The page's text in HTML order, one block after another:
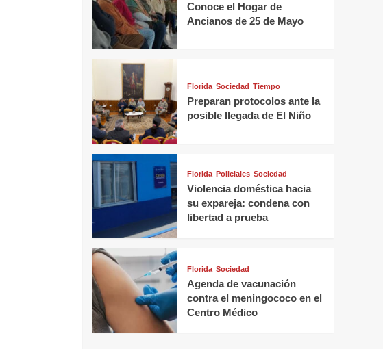
Conoce el Hogar de
Ancianos de 25 de Mayo
Florida Sociedad Tiempo
Preparan protocolos ante la
posible llegada de El Niño
Florida Policiales Sociedad
Violencia doméstica hacia
su expareja: condena con
libertad a prueba
Florida Sociedad
Agenda de vacunación
contra el meningococo en el
Centro Médico